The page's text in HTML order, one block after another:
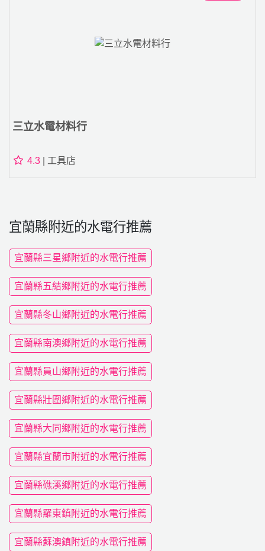
三立水電材料行
4.3 | 工具店
宜蘭縣附近的水電行推薦
宜蘭縣三星鄉附近的水電行推薦
宜蘭縣五結鄉附近的水電行推薦
宜蘭縣冬山鄉附近的水電行推薦
宜蘭縣南澳鄉附近的水電行推薦
宜蘭縣員山鄉附近的水電行推薦
宜蘭縣壯圍鄉附近的水電行推薦
宜蘭縣大同鄉附近的水電行推薦
宜蘭縣宜蘭市附近的水電行推薦
宜蘭縣礁溪鄉附近的水電行推薦
宜蘭縣羅東鎮附近的水電行推薦
宜蘭縣蘇澳鎮附近的水電行推薦